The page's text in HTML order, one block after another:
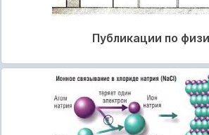
Публикации по